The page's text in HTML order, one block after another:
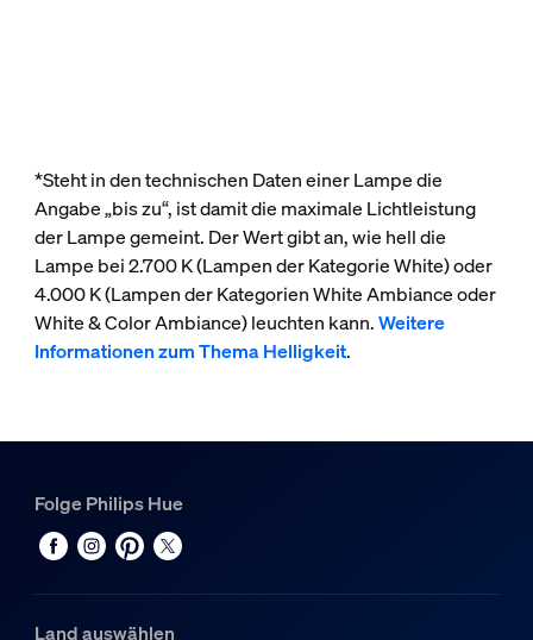
*Steht in den technischen Daten einer Lampe die
Angabe „bis zu“, ist damit die maximale Lichtleistung
der Lampe gemeint. Der Wert gibt an, wie hell die
Lampe bei 2.700 K (Lampen der Kategorie White) oder
4.000 K (Lampen der Kategorien White Ambiance oder
White & Color Ambiance) leuchten kann.Weitere
Informationen zum Thema Helligkeit.
Folge Philips Hue
Land auswählen